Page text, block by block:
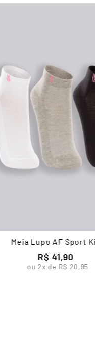
Meia Lupo AF Sport
R$ 41,90
ou 2x de R$ 20,95